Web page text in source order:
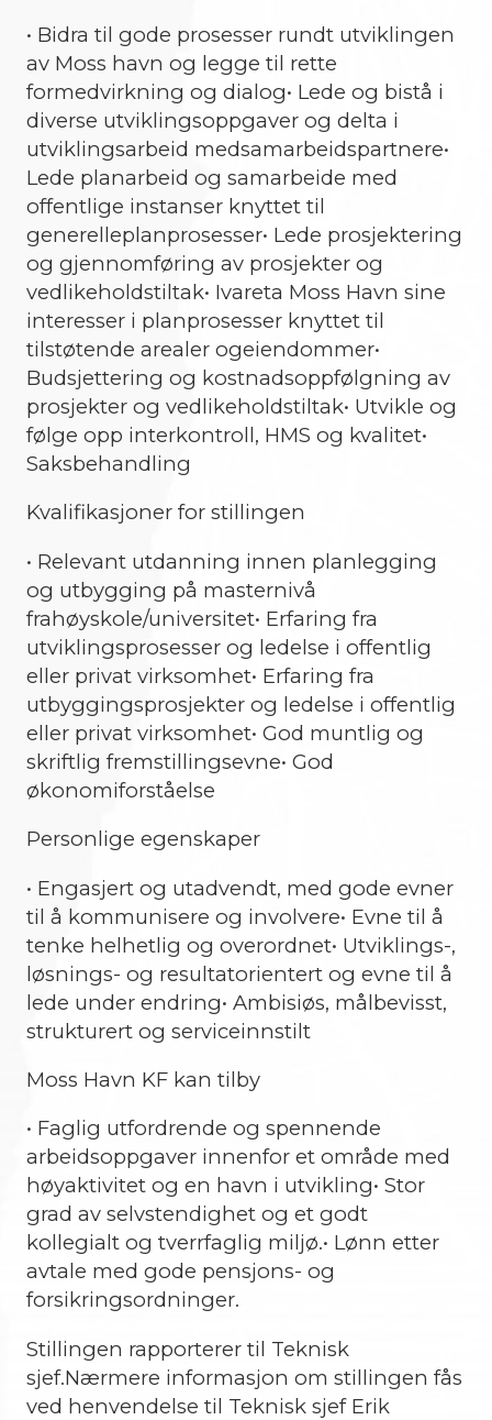
• Bidra til gode prosesser rundt utviklingen
av Moss havn og legge til rette
formedvirkning og dialog• Lede og bistå i
diverse utviklingsoppgaver og delta i
utviklingsarbeid medsamarbeidspartnere•
Lede planarbeid og samarbeide med
offentlige instanser knyttet til
generelleplanprosesser• Lede prosjektering
og gjennomføring av prosjekter og
vedlikeholdstiltak• Ivareta Moss Havn sine
interesser i planprosesser knyttet til
tilstøtende arealer ogeiendommer•
Budsjettering og kostnadsoppfølgning av
prosjekter og vedlikeholdstiltak• Utvikle og
følge opp interkontroll, HMS og kvalitet•
Saksbehandling
Kvalifikasjoner for stillingen
• Relevant utdanning innen planlegging
og utbygging på masternivå
frahøyskole/universitet• Erfaring fra
utviklingsprosesser og ledelse i offentlig
eller privat virksomhet• Erfaring fra
utbyggingsprosjekter og ledelse i offentlig
eller privat virksomhet• God muntlig og
skriftlig fremstillingsevne• God
økonomiforståelse
Personlige egenskaper
• Engasjert og utadvendt, med gode evner
til å kommunisere og involvere• Evne til å
tenke helhetlig og overordnet• Utviklings-,
løsnings- og resultatorientert og evne til å
lede under endring• Ambisiøs, målbevisst,
strukturert og serviceinnstilt
Moss Havn KF kan tilby
• Faglig utfordrende og spennende
arbeidsoppgaver innenfor et område med
høyaktivitet og en havn i utvikling• Stor
grad av selvstendighet og et godt
kollegialt og tverrfaglig miljø.• Lønn etter
avtale med gode pensjons- og
forsikringsordninger.
Stillingen rapporterer til Teknisk
sjef.Nærmere informasjon om stillingen fås
ved henvendelse til Teknisk sjef Erik